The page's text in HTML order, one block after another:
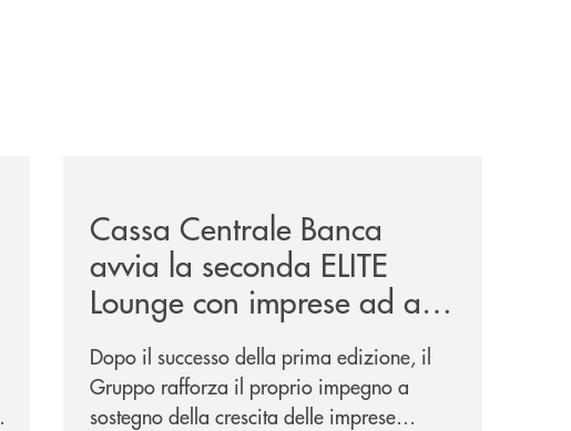
Cassa Centrale Banca
avvia la seconda ELITE
Lounge con imprese ad alto
potenziale
Dopo il successo della prima edizione, il
Gruppo rafforza il proprio impegno a
sostegno della crescita delle imprese